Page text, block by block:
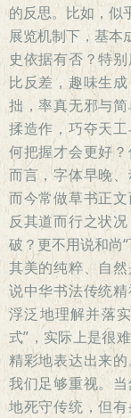
的反思。比如，似
展览机制下，基本
史依据有否？特
比反差，趣味生
拙，率真无邪与
揉造作，巧夺天
何把握才会更好
而言，字体早晚
而今常做草书正
反其道而行之状
破？更不用说和尚
其美的纯粹、自
说中华书法传统精
浮泛地理解并落
式”，实际上是很
精彩地表达出来
我们足够重视。
地死守传统，但